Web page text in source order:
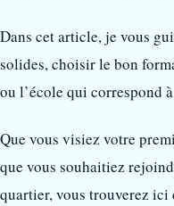
Dans cet article, je vous
solides, choisir le bon
ou l’école qui correspond
Que vous visiez votre
que vous souhaitiez
quartier, vous trouverez ici